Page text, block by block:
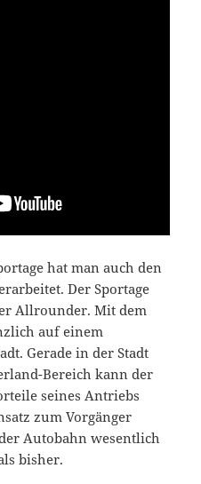
hat man auch den
Der Sportage
Allrounder. Mit dem
auf einem
Gerade in der Stadt
Bereich kann der
seines Antriebs
zum Vorgänger
Autobahn wesentlich
bisher.